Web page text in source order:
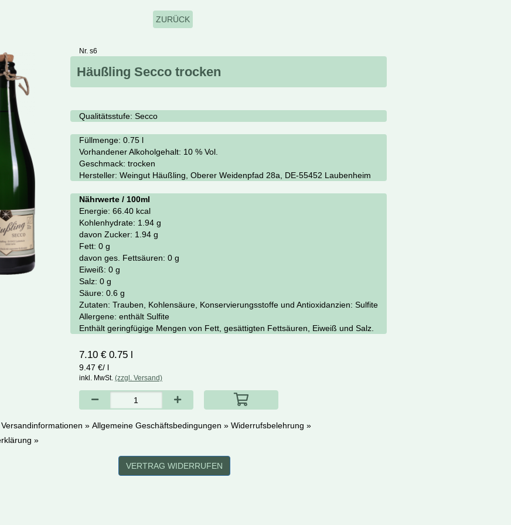
ZURÜCK
Nr. s6
Häußling Secco trocken
Qualitätsstufe: Secco
Füllmenge: 0.75 l
Vorhandener Alkoholgehalt: 10 % Vol.
Geschmack: trocken
Hersteller: Weingut Häußling, Oberer Weidenpfad 28a, DE-55452 Laubenheim
Nährwerte / 100ml
Energie: 66.40 kcal
Kohlenhydrate: 1.94 g
davon Zucker: 1.94 g
Fett: 0 g
davon ges. Fettsäuren: 0 g
Eiweiß: 0 g
Salz: 0 g
Säure: 0.6 g
Zutaten: Trauben, Kohlensäure, Konservierungsstoffe und Antioxidanzien: Sulfite
Allergene: enthält Sulfite
Enthält geringfügige Mengen von Fett, gesättigten Fettsäuren, Eiweiß und Salz.
7.10 € 0.75 l
9.47 €/ l
inkl. MwSt. (zzgl. Versand)
Versandinformationen » Allgemeine Geschäftsbedingungen » Widerrufsbelehrung »
»
VERTRAG WIDERRUFEN